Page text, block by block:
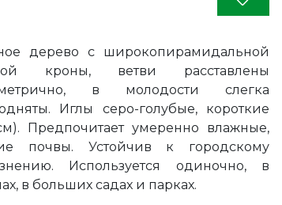
дерево с широкопирамидальной
кроны, ветви расставлены
в молодости слегка
Иглы серо-голубые, короткие
Предпочитает умеренно влажные,
почвы. Устойчив к городскому
Используется одиночно, в
в больших садах и парках.